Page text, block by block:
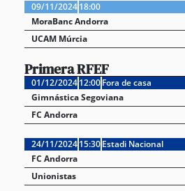
09/11/202418:00
MoraBanc Andorra
UCAM Múrcia
Primera RFEF
01/12/202412:00Fora de casa
Gimnástica Segoviana
FC Andorra
24/11/202415:30Estadi Nacional
FC Andorra
Unionistas